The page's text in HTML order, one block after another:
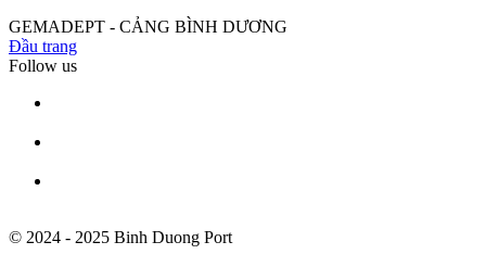
GEMADEPT - CẢNG BÌNH DƯƠNG
Đầu trang
Follow us
© 2024 - 2025 Binh Duong Port